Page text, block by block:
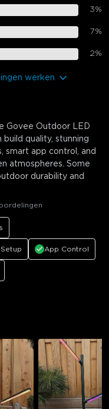
3%
7%
2%
werken
Govee Outdoor LED
quality, stunning
smart app control, and
atmospheres. Some
durability and
App Control